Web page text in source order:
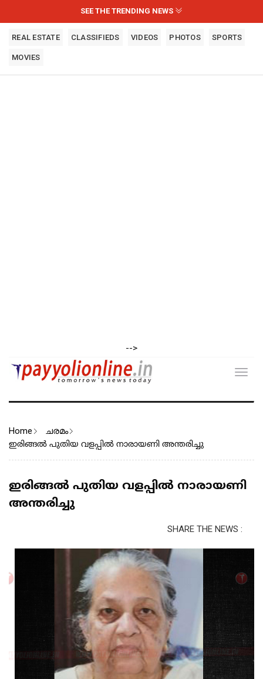
SEE THE TRENDING NEWS
REAL ESTATE CLASSIFIEDS VIDEOS PHOTOS SPORTS
MOVIES
-->
Home ചരമം
ഇരിങ്ങൽ പുതിയ വളപ്പിൽ നാരായണി അന്തരിച്ചു
ഇരിങ്ങൽ പുതിയ വളപ്പിൽ നാരായണി
അന്തരിച്ചു
SHARE THE NEWS :